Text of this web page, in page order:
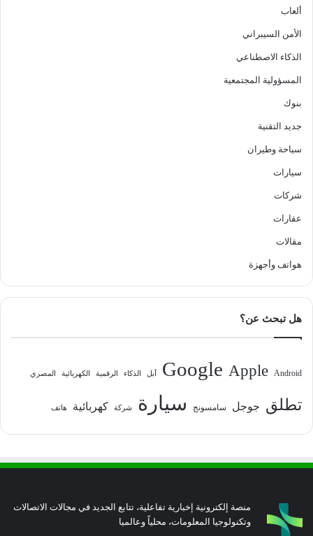
ألعاب
الأمن السيبراني
الذكاء الاصطناعي
المسؤولية المجتمعية
بنوك
جديد التقنية
سياحة وطيران
سيارات
شركات
عقارات
مقالات
هواتف وأجهزة
هل تبحث عن؟
Android
Apple
Google آبل الذكاء الرقمية الكهربائية المصري
تطلق جوجل سامسونج سيارة شركة كهربائية هاتف
منصة إلكترونية إخبارية تفاعلية، تتابع الجديد في مجالات الاتصالات
وتكنولوجيا المعلومات، محلياً وعالميا